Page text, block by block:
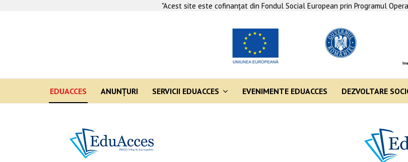
"Acest site este cofinanţat din Fondul Social European prin Programul
EDUACCES ANUNŢURI SERVICII EDUACCES EVENIMENTE EDUACCES DEZVOLTARE